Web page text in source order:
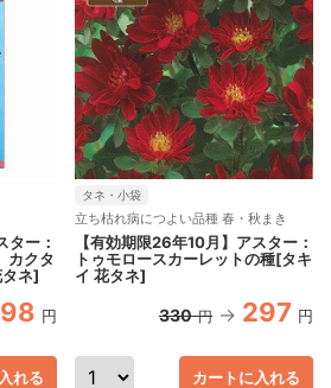
ター：
カクタ
ネ]
円
れる
タネ・小袋
立ち枯れ病につよい品種 春・秋まき
【有効期限26年10月】アスター：
トゥモロースカーレットの種[タキ
イ 花タネ]
330 円 297 円
カートに入れる